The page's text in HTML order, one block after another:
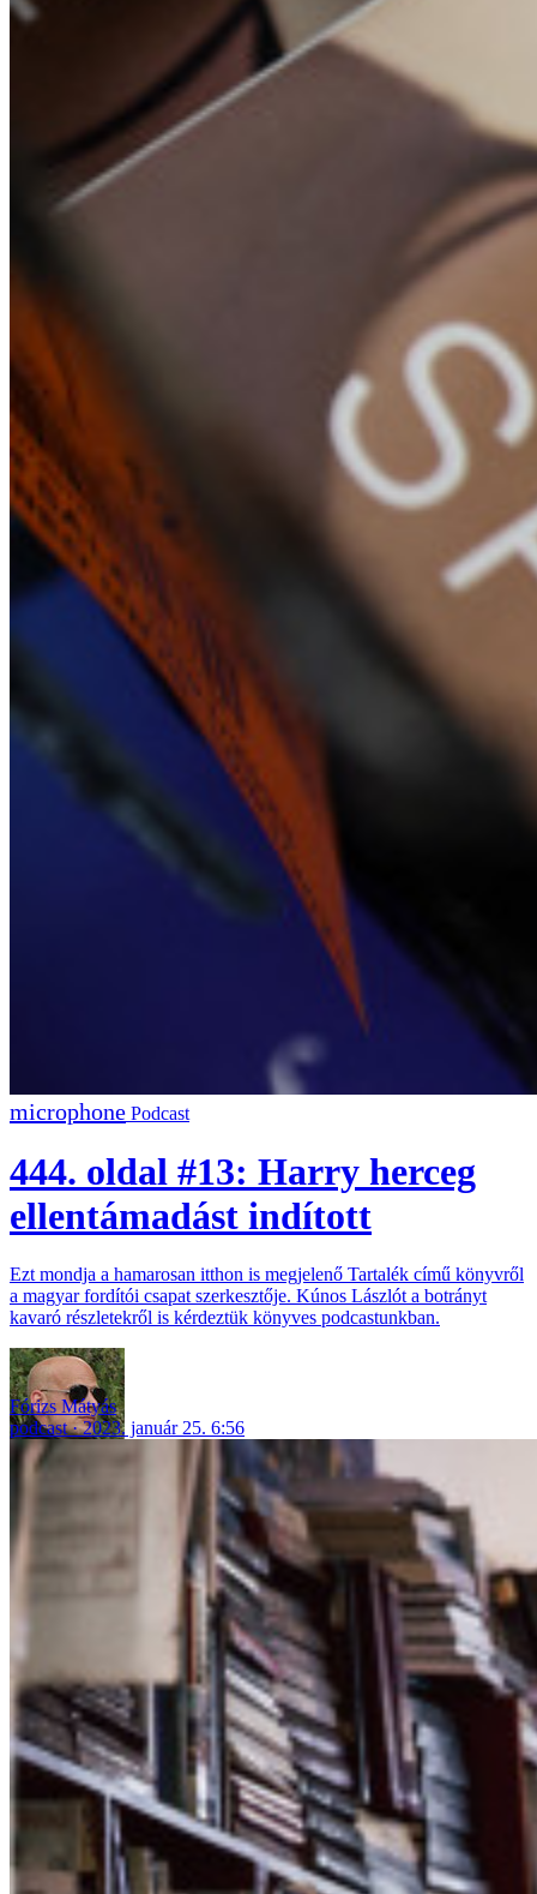
Podcast
444. oldal #13: Harry herceg
ellentámadást indított
Ezt mondja a hamarosan itthon is megjelenő Tartalék című könyvről
a magyar fordítói csapat szerkesztője. Kúnos Lászlót a botrányt
kavaró részletekről is kérdeztük könyves podcastunkban.
Fórizs Mátyás
podcast
2023. január 25. 6:56